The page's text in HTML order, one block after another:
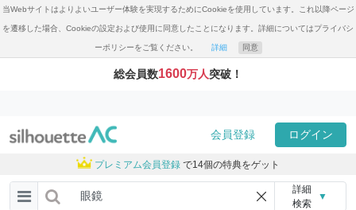
当Webサイトはよりよいユーザー体験を実現するためにCookieを使用しています。これ以降ページ
を遷移した場合、Cookieの設定および使用に同意したことになります。詳細についてはプライバシ
ーポリシーをご覧ください。 詳細 同意
総会員数1600万人突破！
会員登録 ログイン
プレミアム会員登録 で14個の特典をゲット
詳細
検索
▼